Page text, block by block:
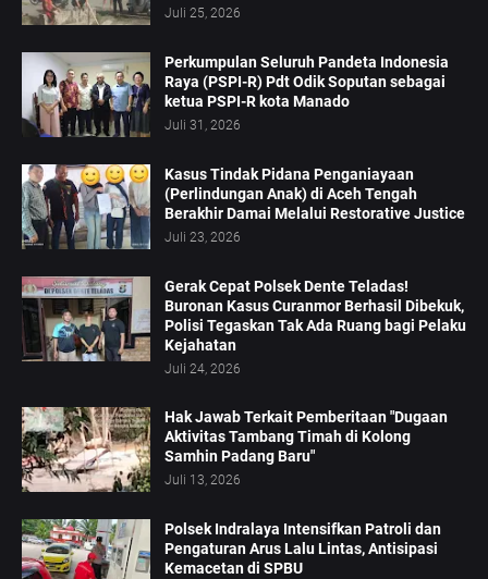
Juli 25, 2026
Perkumpulan Seluruh Pandeta Indonesia
Raya (PSPI-R) Pdt Odik Soputan sebagai
ketua PSPI-R kota Manado
Juli 31, 2026
Kasus Tindak Pidana Penganiayaan
(Perlindungan Anak) di Aceh Tengah
Berakhir Damai Melalui Restorative Justice
Juli 23, 2026
Gerak Cepat Polsek Dente Teladas!
Buronan Kasus Curanmor Berhasil Dibekuk,
Polisi Tegaskan Tak Ada Ruang bagi Pelaku
Kejahatan
Juli 24, 2026
Hak Jawab Terkait Pemberitaan "Dugaan
Aktivitas Tambang Timah di Kolong
Samhin Padang Baru"
Juli 13, 2026
Polsek Indralaya Intensifkan Patroli dan
Pengaturan Arus Lalu Lintas, Antisipasi
Kemacetan di SPBU